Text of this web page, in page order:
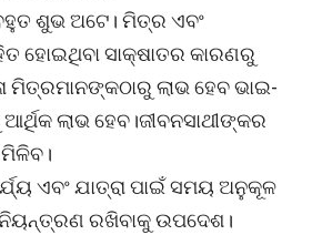
ଶୁଭ ଅଟେ। ମିତ୍ର ଏବଂ
ହୋଇଥିବା ସାକ୍ଷାତର କାରଣରୁ
ମିତ୍ରମାନଙ୍କଠାରୁ ଲାଭ ହେବ ଭାଇ-
ଲାଭ ହେବ।ଜୀବନସାଥୀଙ୍କର
ଏବଂ ଯାତ୍ରା ପାଇଁ ସମୟ ଅନୁକୂଳ
ନିୟନ୍ତ୍ରଣ ରଖିବାକୁ ଉପଦେଶ।